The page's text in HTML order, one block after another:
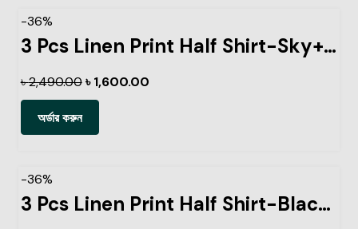
-36%
3 Pcs Linen Print Half Shirt-Sky+Petrol+Ash
৳2,490.00 ৳1,600.00
অর্ডার করুন
-36%
3 Pcs Linen Print Half Shirt-Black+Sky+Lemon